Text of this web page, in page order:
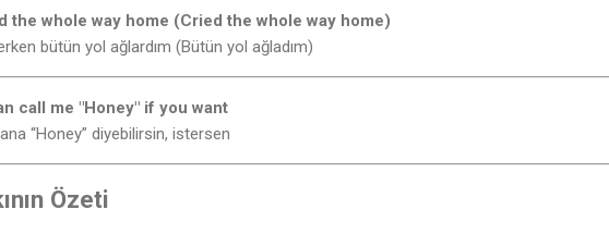
the whole way home (Cried the whole way home)
bütün yol ağlardım (Bütün yol ağladım)
call me "Honey" if you want
“Honey” diyebilirsin, istersen
Özeti